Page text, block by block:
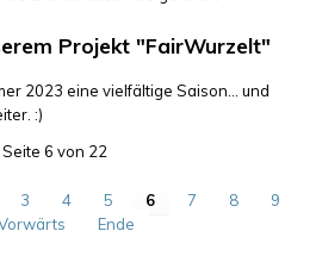
Projekt "FairWurzelt"
2023 eine vielfältige Saison... und
:)
Seite 6 von 22
3 4 5 6 7 8
9
Ende